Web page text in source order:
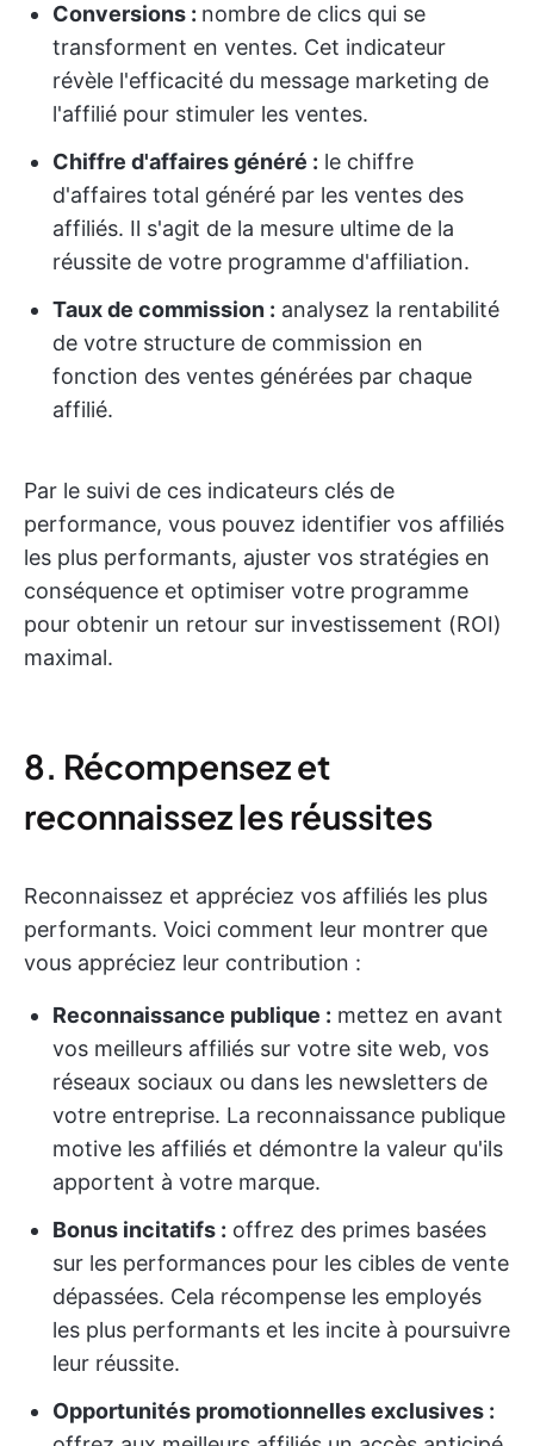
Conversions : nombre de clics qui se
transforment en ventes. Cet indicateur
révèle l'efficacité du message marketing de
l'affilié pour stimuler les ventes.
Chiffre d'affaires généré : le chiffre
d'affaires total généré par les ventes des
affiliés. Il s'agit de la mesure ultime de la
réussite de votre programme d'affiliation.
Taux de commission : analysez la rentabilité
de votre structure de commission en
fonction des ventes générées par chaque
affilié.
Par le suivi de ces indicateurs clés de
performance, vous pouvez identifier vos affiliés
les plus performants, ajuster vos stratégies en
conséquence et optimiser votre programme
pour obtenir un retour sur investissement (ROI)
maximal.
8. Récompensez et
reconnaissez les réussites
Reconnaissez et appréciez vos affiliés les plus
performants. Voici comment leur montrer que
vous appréciez leur contribution :
Reconnaissance publique : mettez en avant
vos meilleurs affiliés sur votre site web, vos
réseaux sociaux ou dans les newsletters de
votre entreprise. La reconnaissance publique
motive les affiliés et démontre la valeur qu'ils
apportent à votre marque.
Bonus incitatifs : offrez des primes basées
sur les performances pour les cibles de vente
dépassées. Cela récompense les employés
les plus performants et les incite à poursuivre
leur réussite.
Opportunités promotionnelles exclusives :